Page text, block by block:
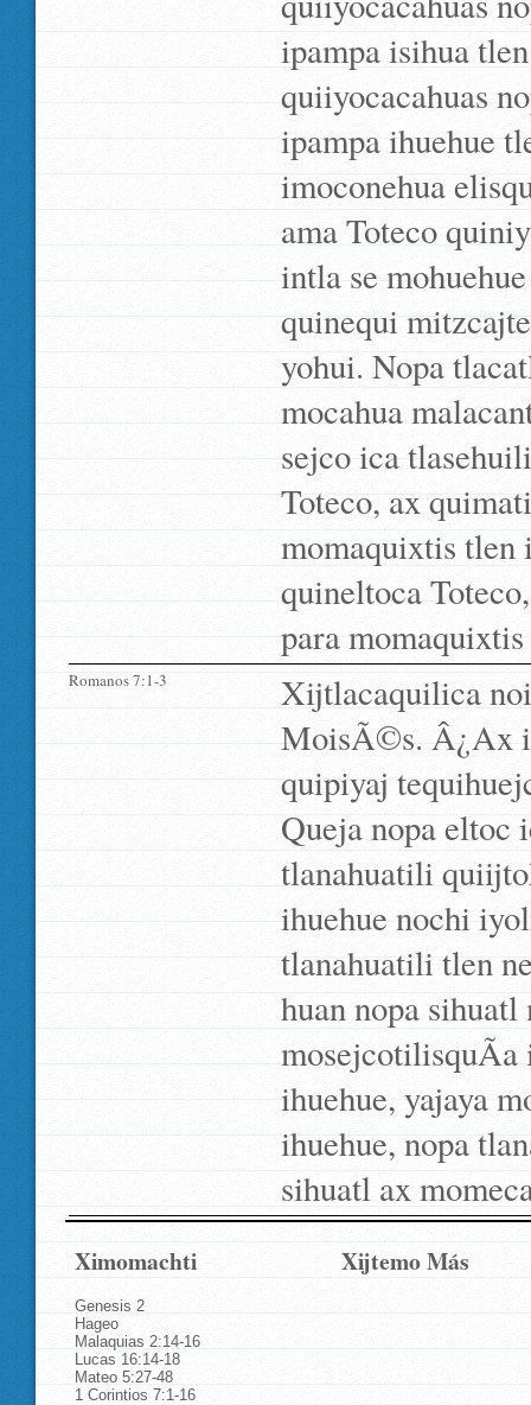
ipampa isihua
quiiyocacahuas
ipampa ihuehue
imoconehua
ama Toteco
intla se
quinequi
yohui. Nopa
mocahua
sejco ica
Toteco, ax
momaquixtis tlen
quineltoca
para
Romanos 7:1-3
Xijtlacaquilica
MoisÃ©s. Â¿Ax
quipiyaj
Queja nopa eltoc
tlanahuatili
ihuehue nochi
tlanahuatili tlen
huan nopa
mosejcotilisquÃ­a
ihuehue, yajaya
ihuehue, nopa
sihuatl ax
Ximomachti Xijtemo Más
Genesis 2
Hageo
Malaquias 2:14-16
Lucas 16:14-18
Mateo 5:27-48
1 Corintios 7:1-16